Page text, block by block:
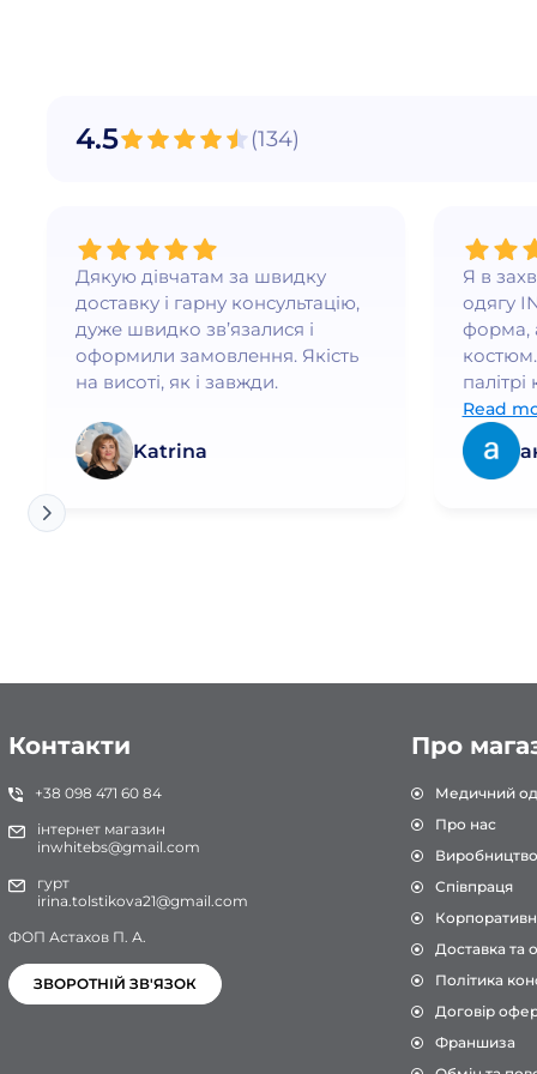
Белый/Баклажан
Белый/Бордо
Белый/Голубой
Белый/Зеленый
Белый/Красный
Белый/Лаванда
Белый/Лаванда/Белый
Белый/Малина
Белый/Малина/Белый
Белый/Персик
Білий/Сірий
Белый/Серый/Белый
Белый/Тиффани
Белый/Тиффани/Белый
Белый/Черный
Тиск
Фиолетовый
4.5 (134)
Дякую дівчатам за швидку
доставку і гарну консультацію,
дуже швидко зв’язалися і
оформили замовлення. Якість
на висоті, як і завжди.
Katrina
Я в
одягу
форма,
палітрі
Read
Контакти
+38 098 471 60 84
інтернет магазин
inwhitebs@gmail.com
гурт
irina.tolstikova21@gmail.com
ФОП Астахов П. А.
ЗВОРОТНІЙ ЗВ'ЯЗОК
Про
Медичний
Про нас
Виробництво
Співпраця
Доставка та
Політика
Договір
Франшиза